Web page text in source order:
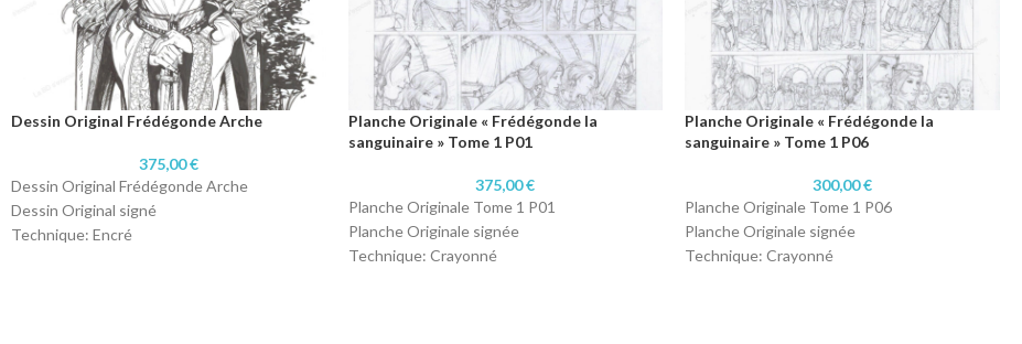
Dessin Original Frédégonde Arche
375,00€
Dessin Original Frédégonde Arche
Dessin Original signé
Technique: Encré
Planche Originale « Frédégonde la
sanguinaire » Tome 1 P01
375,00€
Planche Originale Tome 1 P01
Planche Originale signée
Technique: Crayonné
Planche Originale « Frédégonde la
sanguinaire » Tome 1 P06
300,00€
Planche Originale Tome 1 P06
Planche Originale signée
Technique: Crayonné